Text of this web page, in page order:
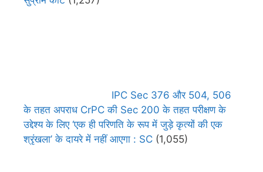
IPC Sec 376 और 504, 506
के तहत अपराध CrPC की Sec 200 के तहत परीक्षण के
उद्देश्य के लिए ‘एक ही परिणति के रूप में जुड़े कृत्यों की एक
श्रृंखला’ के दायरे में नहीं आएगा : SC (1,055)